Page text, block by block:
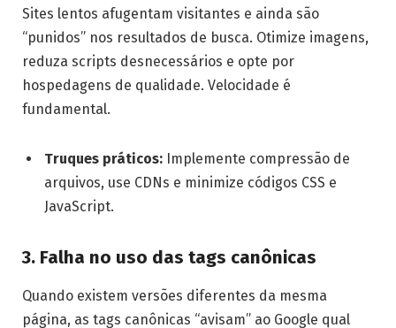
Sites lentos afugentam visitantes e ainda são
“punidos” nos resultados de busca. Otimize imagens,
reduza scripts desnecessários e opte por
hospedagens de qualidade. Velocidade é
fundamental.
Truques práticos: Implemente compressão de
arquivos, use CDNs e minimize códigos CSS e
JavaScript.
3. Falha no uso das tags canônicas
Quando existem versões diferentes da mesma
página, as tags canônicas “avisam” ao Google qual